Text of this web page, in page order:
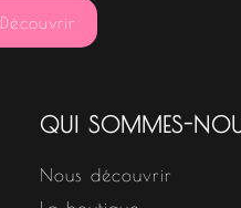
Découvrir
QUI SOMMES-
Nous découvrir